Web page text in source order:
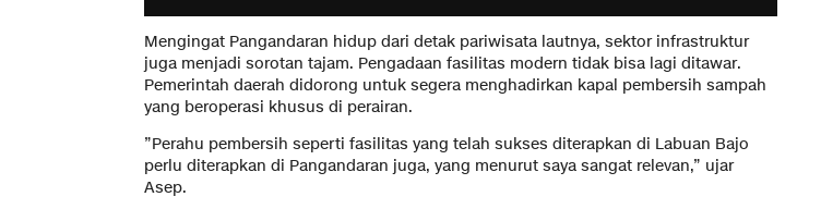
​Mengingat Pangandaran hidup dari detak pariwisata lautnya, sektor infrastruktur
juga menjadi sorotan tajam. Pengadaan fasilitas modern tidak bisa lagi ditawar.
Pemerintah daerah didorong untuk segera menghadirkan kapal pembersih sampah
yang beroperasi khusus di perairan.
​”Perahu pembersih seperti fasilitas yang telah sukses diterapkan di Labuan Bajo
perlu diterapkan di Pangandaran juga, yang menurut saya sangat relevan,” ujar
Asep.